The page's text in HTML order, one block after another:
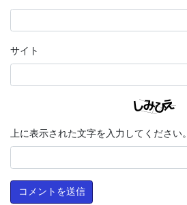
サイト
上に表示された文字を入力してください。